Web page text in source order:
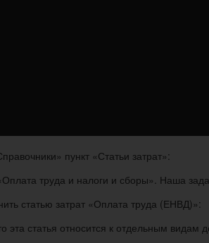
пункт «Статьи затрат»:
труда и налоги и сборы». Наша
статью затрат «Оплата труда (ЕНВД)»:
эта статья относится к отдельным